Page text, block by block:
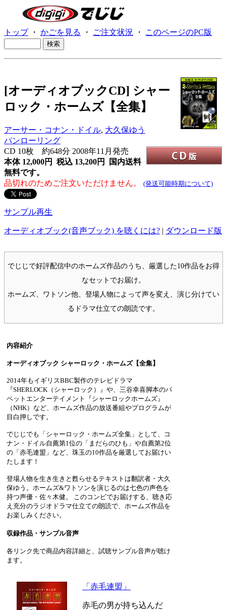
トップ・ かごを見る ・ ご注文状況 ・ このページのPC版
[オーディオブックCD] シャー
ロック・ホームズ【全集】
アーサー・コナン・ドイル, 大久保ゆう
パンローリング
CD 10枚 約648分 2008年11月発売
本体 12,000円 税込 13,200円
国内送料
無料です。
品切れのためご注文いただけません。
(発送可能時期について)
サンプル再生
オーディオブック(音声ブック) を聴くには? | ダウンロード版
でじじで好評配信中のホームズ作品のうち、厳選した10作品をお得
なセットでお届け。
ホームズ、ワトソン他、登場人物によって声を変え、演じ分けてい
るドラマ仕立ての朗読です。
内容紹介
オーディオブック シャーロック・ホームズ【全集】
2014年もイギリスBBC製作のテレビドラマ
『SHERLOCK（シャーロック）』や、三谷幸喜脚本のパ
ペットエンターテイメント『シャーロックホームズ』
（NHK）など、ホームズ作品の放送番組やプログラムが
目白押しです。
でじじでも「シャーロック・ホームズ全集」として、コ
ナン・ドイル自薦第1位の「まだらのひも」や自薦第2位
の「赤毛連盟」など、珠玉の10作品を厳選してお届けい
たします！
登場人物を生き生きと甦らせるテキストは翻訳者・大久
保ゆう。ホームズ&ワトソンを演じるのは七色の声色を
持つ声優・佐々木健。 このコンビでお届けする、聴き応
え充分のラジオドラマ仕立ての朗読で、ホームズ作品を
お楽しみください。
収録作品・サンプル音声
各リンク先で商品内容詳細と、試聴サンプル音声が聴け
ます。
「赤毛連盟」
赤毛の男が持ち込んだ